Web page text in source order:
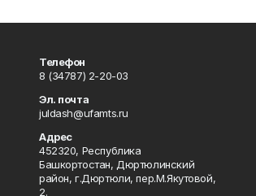
Телефон
8 (34787) 2-20-03
Эл. почта
juldash@ufamts.ru
Адрес
452320, Республика
Башкортостан, Дюртюлинский
район, г.Дюртюли, пер.М.Якутовой,
2.